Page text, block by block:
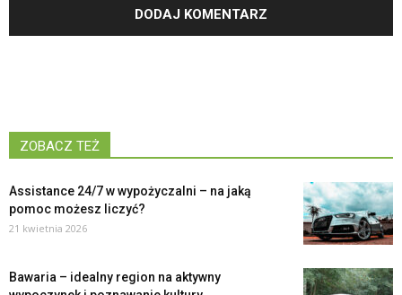
ZOBACZ TEŻ
Assistance 24/7 w wypożyczalni – na jaką
pomoc możesz liczyć?
21 kwietnia 2026
Bawaria – idealny region na aktywny